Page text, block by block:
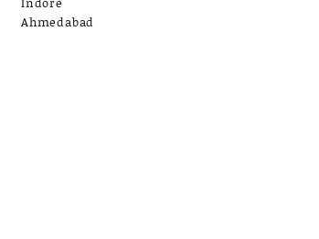
Ahmedabad